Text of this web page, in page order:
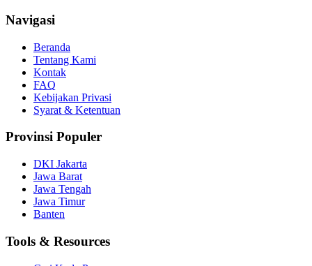
Navigasi
Beranda
Tentang Kami
Kontak
FAQ
Kebijakan Privasi
Syarat & Ketentuan
Provinsi Populer
DKI Jakarta
Jawa Barat
Jawa Tengah
Jawa Timur
Banten
Tools & Resources